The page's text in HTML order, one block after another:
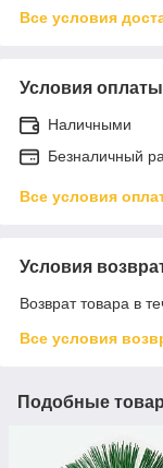
Все условия
Условия оплаты
Наличными
Безналичный
Все условия
Условия
Возврат товара в
Все условия
Подобные